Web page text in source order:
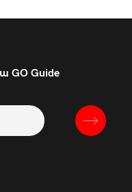
GO Guide